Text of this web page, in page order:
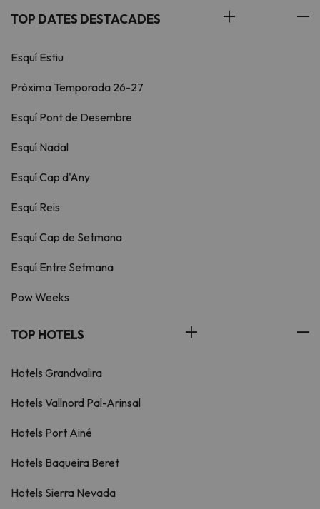
TOP DATES DESTACADES
Esquí Estiu
Pròxima Temporada 26-27
Esquí Pont de Desembre
Esquí Nadal
Esquí Cap d'Any
Esquí Reis
Esquí Cap de Setmana
Esquí Entre Setmana
Pow Weeks
TOP HOTELS
Hotels Grandvalira
Hotels Vallnord Pal-Arinsal
Hotels Port Ainé
Hotels Baqueira Beret
Hotels Sierra Nevada